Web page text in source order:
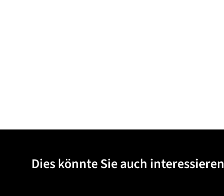
Dies könnte Sie auch interessieren